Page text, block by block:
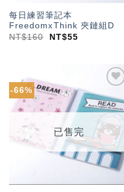
每日練習筆記本
FreedomxThink 夾鏈組D
NT$160 NT$55
-66%
加入
「願
望輕
已售完